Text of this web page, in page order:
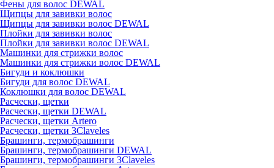
Фены для волос DEWAL
Щипцы для завивки волос
Щипцы для завивки волос DEWAL
Плойки для завивки волос
Плойки для завивки волос DEWAL
Машинки для стрижки волос
Машинки для стрижки волос DEWAL
Бигуди и коклюшки
Бигуди для волос DEWAL
Коклюшки для волос DEWAL
Расчески, щетки
Расчески, щетки DEWAL
Расчески, щетки Artero
Расчески, щетки 3Claveles
Брашинги, термобрашинги
Брашинги, термобрашинги DEWAL
Брашинги, термобрашинги 3Claveles